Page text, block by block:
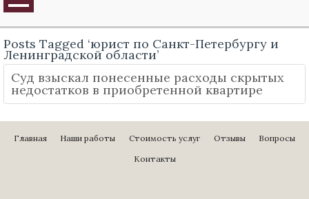
Posts Tagged ‘юрист по Санкт-Петербургу и
Ленинградской области’
Суд взыскал понесенные расходы скрытых
недостатков в приобретенной квартире
Главная Наши работы Стоимость услуг Отзывы
Вопросы
Контакты